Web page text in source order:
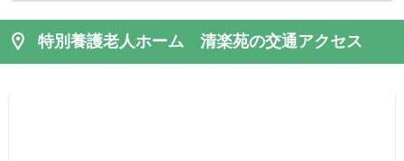
特別養護老人ホーム 清楽苑の交通アクセス